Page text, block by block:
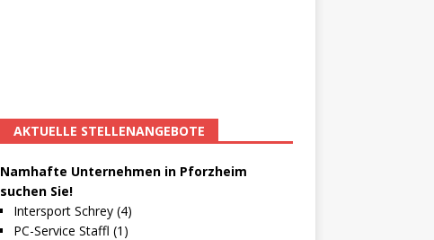
AKTUELLE STELLENANGEBOTE
Namhafte Unternehmen in Pforzheim
suchen Sie!
Intersport Schrey (4)
PC-Service Staffl (1)